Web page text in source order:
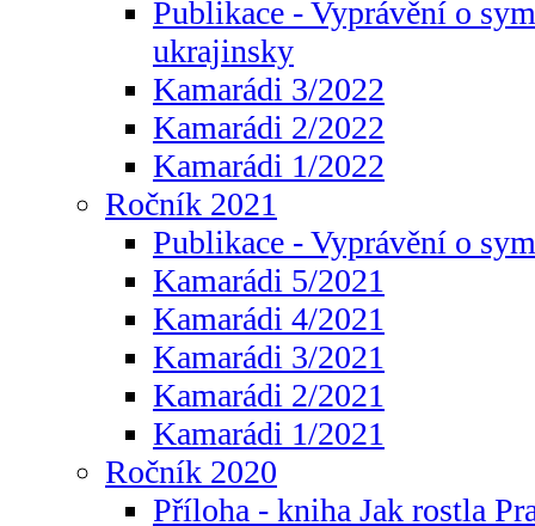
Publikace - Vyprávění o
ukrajinsky
Kamarádi 3/2022
Kamarádi 2/2022
Kamarádi 1/2022
Ročník 2021
Publikace - Vyprávění o
Kamarádi 5/2021
Kamarádi 4/2021
Kamarádi 3/2021
Kamarádi 2/2021
Kamarádi 1/2021
Ročník 2020
Příloha - kniha Jak rostla